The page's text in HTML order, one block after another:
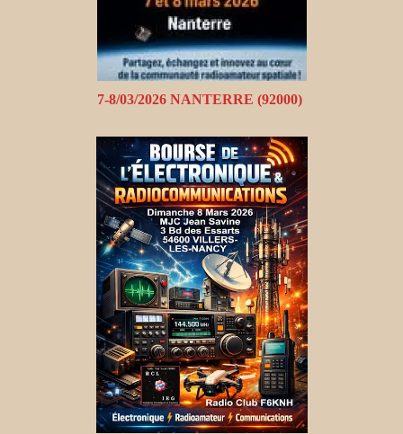
7-8/03/2026 NANTERRE (92000)